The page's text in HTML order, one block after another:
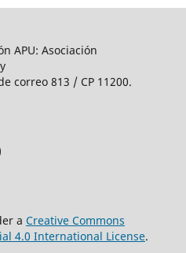
APU: Asociación
correo 813 / CP 11200.
a Creative Commons
4.0 International License.